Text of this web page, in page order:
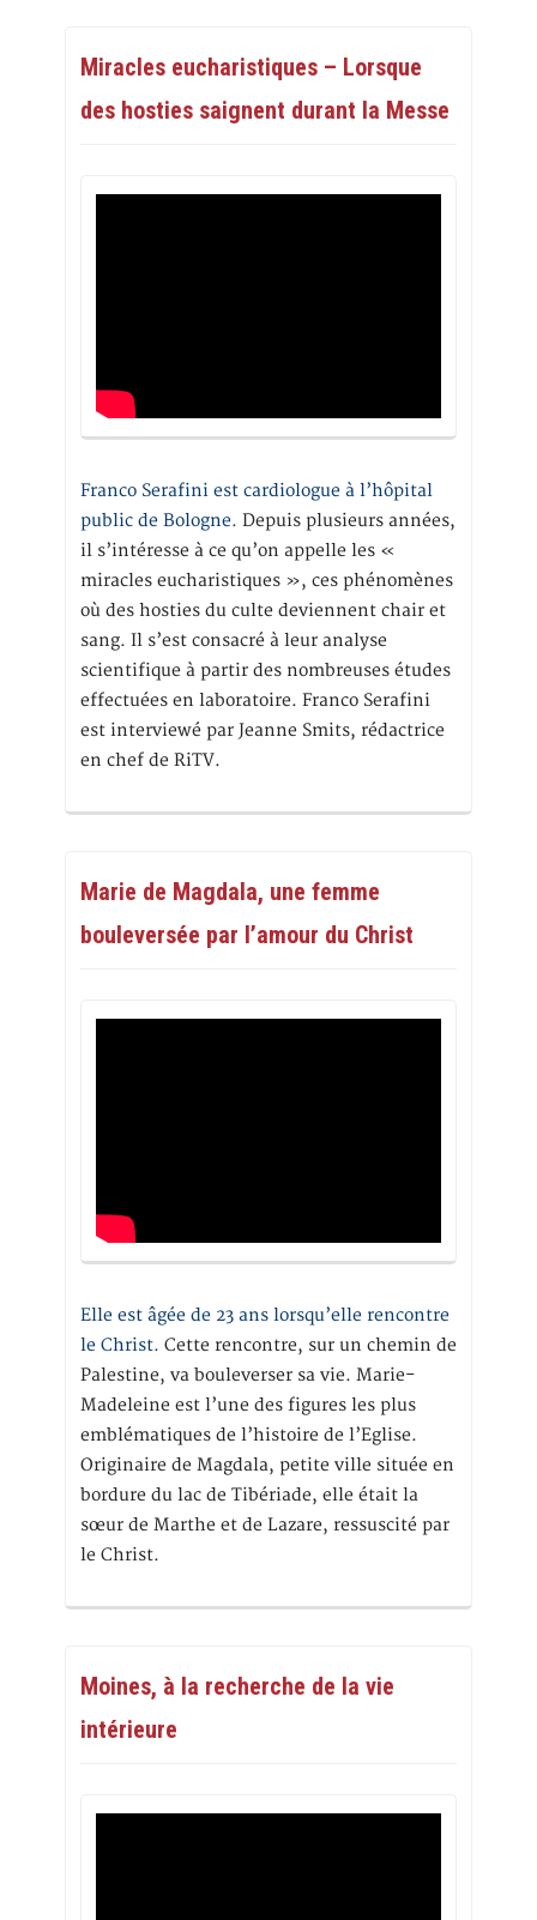
Miracles eucharistiques – Lorsque
des hosties saignent durant la Messe
Franco Serafini est cardiologue à l’hôpital
public de Bologne. Depuis plusieurs années,
il s’intéresse à ce qu’on appelle les «
miracles eucharistiques », ces phénomènes
où des hosties du culte deviennent chair et
sang. Il s’est consacré à leur analyse
scientifique à partir des nombreuses études
effectuées en laboratoire. Franco Serafini
est interviewé par Jeanne Smits, rédactrice
en chef de RiTV.
Marie de Magdala, une femme
bouleversée par l’amour du Christ
Elle est âgée de 23 ans lorsqu’elle rencontre
le Christ. Cette rencontre, sur un chemin de
Palestine, va bouleverser sa vie. Marie-
Madeleine est l’une des figures les plus
emblématiques de l’histoire de l’Eglise.
Originaire de Magdala, petite ville située en
bordure du lac de Tibériade, elle était la
sœur de Marthe et de Lazare, ressuscité par
le Christ.
Moines, à la recherche de la vie
intérieure